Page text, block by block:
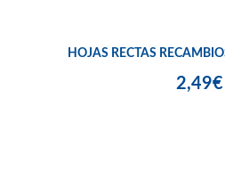
HOJAS RECTAS
2,49€